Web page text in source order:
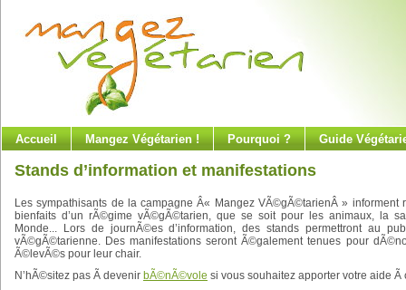
Accueil Mangez Végétarien ! Pourquoi ? Guide
Stands d’information et manifestations
Les sympathisants de la campagne Â« Mangez VÃ©gÃ©tarienÂ » informent
bienfaits d’un rÃ©gime vÃ©gÃ©tarien, que se soit pour les animaux, la
Monde... Lors de journÃ©es d’information, des stands permettront au
vÃ©gÃ©tarienne. Des manifestations seront Ã©galement tenues pour
Ã©levÃ©s pour leur chair.
N’hÃ©sitez pas Ã devenir bÃ©nÃ©vole si vous souhaitez apporter votre aide Ã